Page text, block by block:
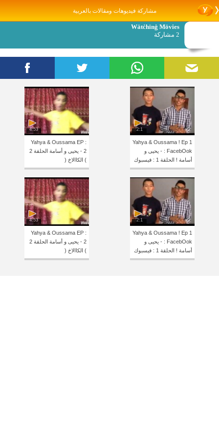
مشاركة فيديوهات ومقالات بالعربية
Wätċhïnġ Mövies
2 مشاركة
2:1
Yahya & Oussama ! Ep 1
: FacebOok - يحيى و
أسامة ! الحلقة 1 : فيسبوك
4:53
Yahya & Oussama EP :
2 - يحيى و أسامة الحلقة 2
) الكاالاخ (
2:1
Yahya & Oussama ! Ep 1
: FacebOok - يحيى و
أسامة ! الحلقة 1 : فيسبوك
4:53
Yahya & Oussama EP :
2 - يحيى و أسامة الحلقة 2
) الكاالاخ (